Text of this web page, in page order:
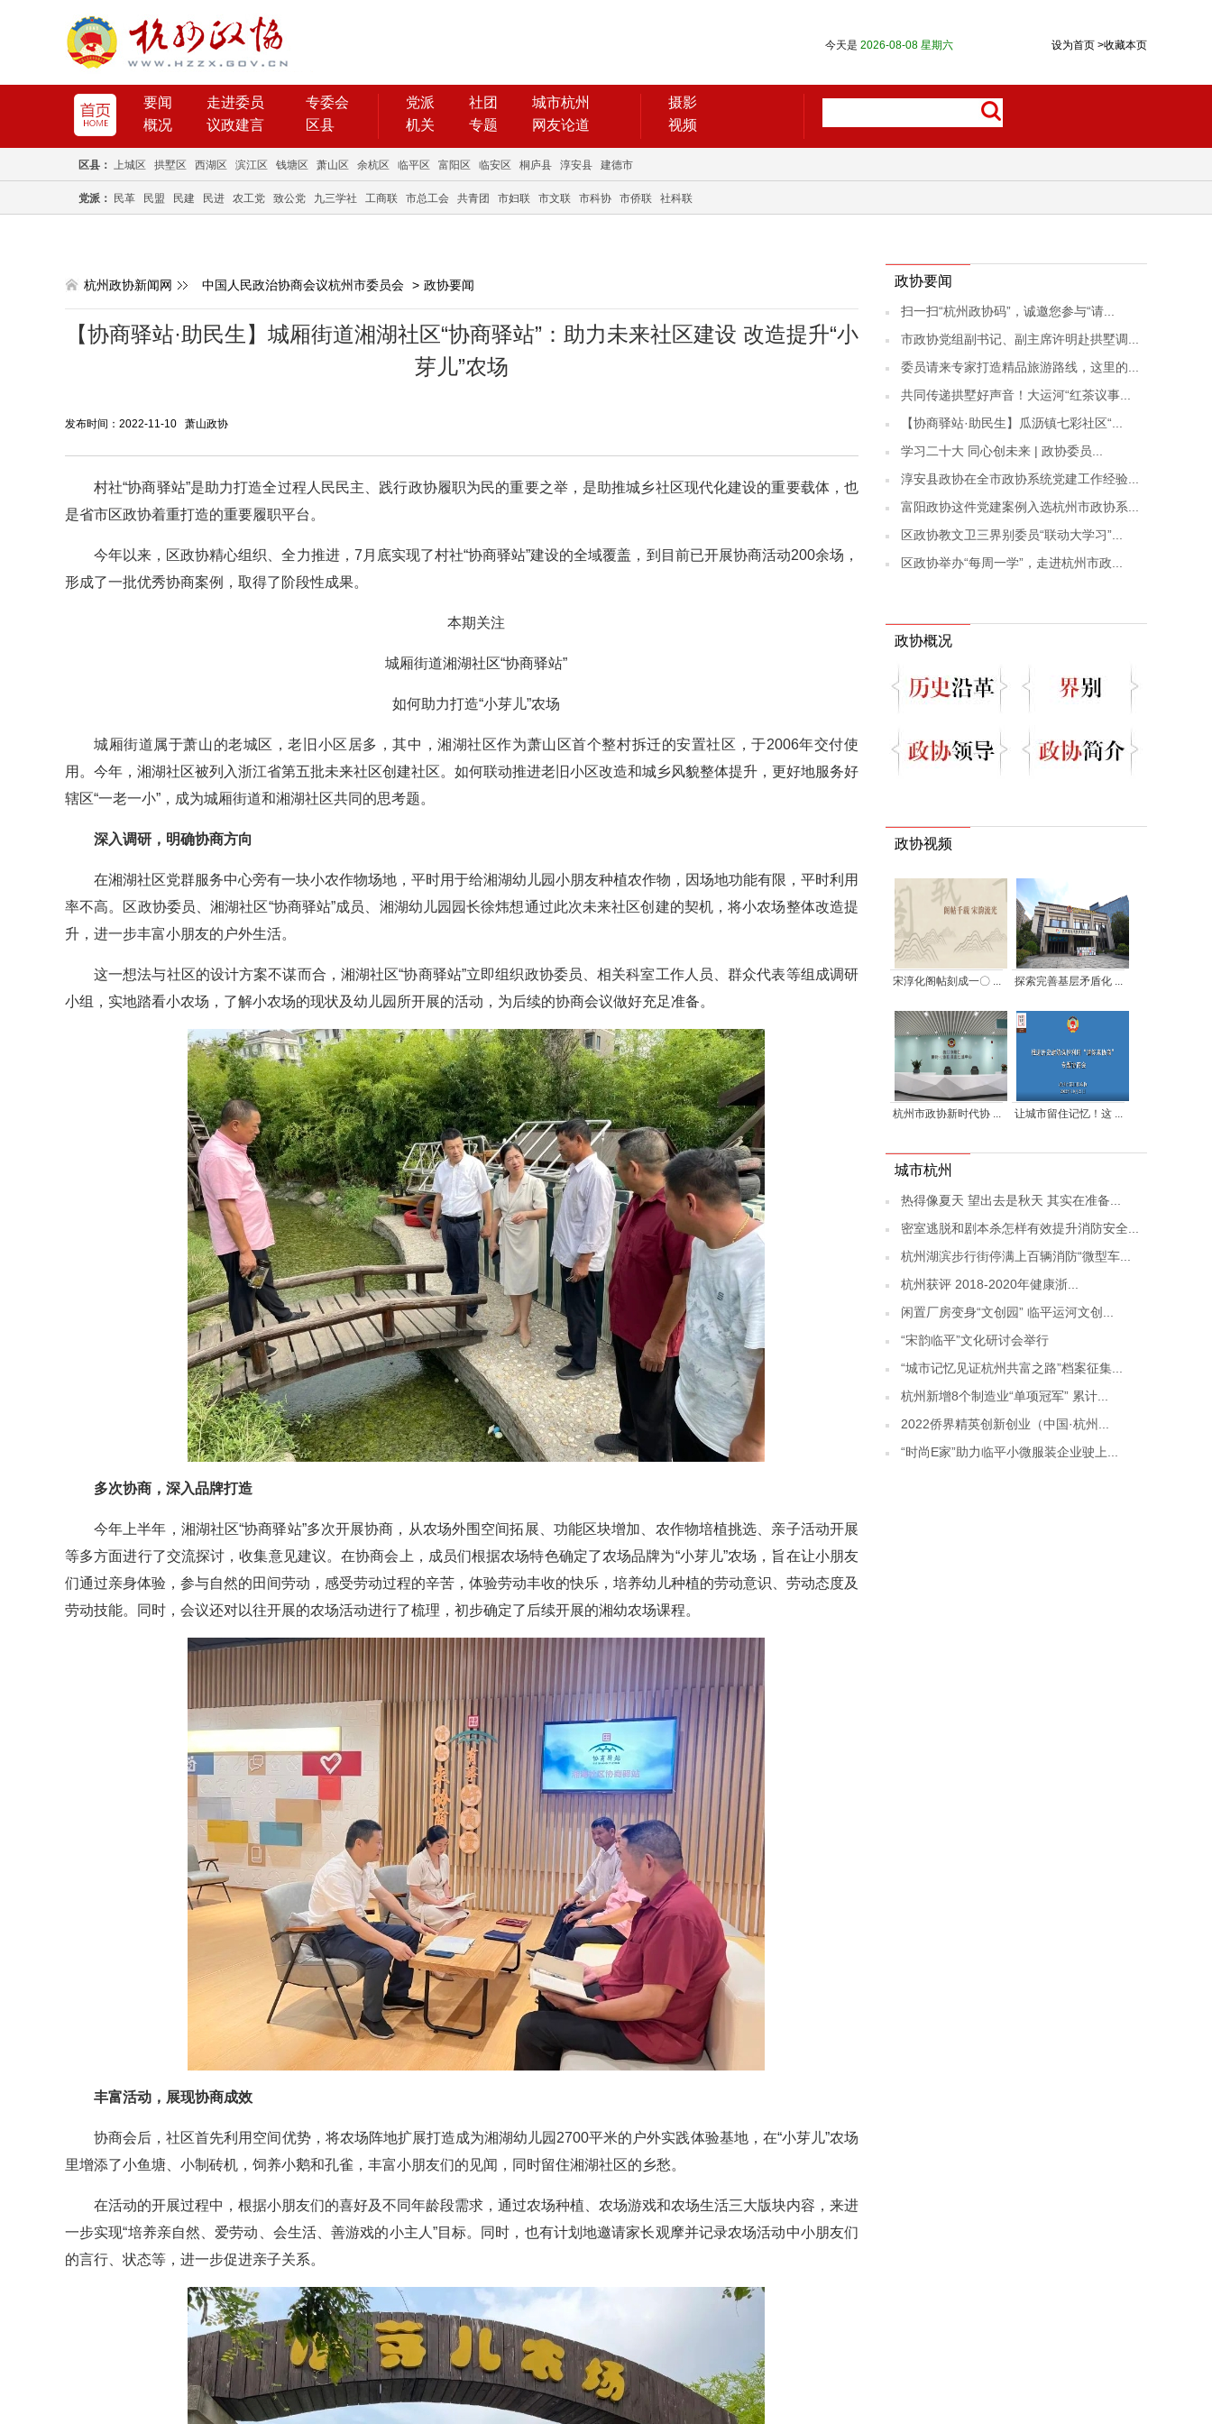
设为首页 >收藏本页
今天是 2026-08-08 星期六
要闻 走进委员
专委会
概况
议政建言 区县
党派 社团
城市杭州
机关
专题 网友论道
摄影
视频
区县： 上城区 拱墅区 西湖区 滨江区 钱塘区 萧山区 余杭区 临平区 富阳区 临安区 桐庐县 淳安县 建德市
党派： 民革 民盟 民建 民进 农工党 致公党 九三学社 工商联 市总工会 共青团 市妇联 市文联 市科协 市侨联 社科联
杭州政协新闻网 中国人民政治协商会议杭州市委员会 > 政协要闻
【协商驿站·助民生】城厢街道湘湖社区“协商驿站”：助力未来社区建设 改造提升“小
芽儿”农场
发布时间：2022-11-10 萧山政协
村社“协商驿站”是助力打造全过程人民民主、践行政协履职为民的重要之举，是助推城乡社区现代化建设的重要载体，也
是省市区政协着重打造的重要履职平台。
今年以来，区政协精心组织、全力推进，7月底实现了村社“协商驿站”建设的全域覆盖，到目前已开展协商活动200余场，
形成了一批优秀协商案例，取得了阶段性成果。
本期关注
城厢街道湘湖社区“协商驿站”
如何助力打造“小芽儿”农场
城厢街道属于萧山的老城区，老旧小区居多，其中，湘湖社区作为萧山区首个整村拆迁的安置社区，于2006年交付使
用。今年，湘湖社区被列入浙江省第五批未来社区创建社区。如何联动推进老旧小区改造和城乡风貌整体提升，更好地服务好
辖区“一老一小”，成为城厢街道和湘湖社区共同的思考题。
深入调研，明确协商方向
在湘湖社区党群服务中心旁有一块小农作物场地，平时用于给湘湖幼儿园小朋友种植农作物，因场地功能有限，平时利用
率不高。区政协委员、湘湖社区“协商驿站”成员、湘湖幼儿园园长徐炜想通过此次未来社区创建的契机，将小农场整体改造提
升，进一步丰富小朋友的户外生活。
这一想法与社区的设计方案不谋而合，湘湖社区“协商驿站”立即组织政协委员、相关科室工作人员、群众代表等组成调研
小组，实地踏看小农场，了解小农场的现状及幼儿园所开展的活动，为后续的协商会议做好充足准备。
多次协商，深入品牌打造
今年上半年，湘湖社区“协商驿站”多次开展协商，从农场外围空间拓展、功能区块增加、农作物培植挑选、亲子活动开展
等多方面进行了交流探讨，收集意见建议。在协商会上，成员们根据农场特色确定了农场品牌为“小芽儿”农场，旨在让小朋友
们通过亲身体验，参与自然的田间劳动，感受劳动过程的辛苦，体验劳动丰收的快乐，培养幼儿种植的劳动意识、劳动态度及
劳动技能。同时，会议还对以往开展的农场活动进行了梳理，初步确定了后续开展的湘幼农场课程。
丰富活动，展现协商成效
协商会后，社区首先利用空间优势，将农场阵地扩展打造成为湘湖幼儿园2700平米的户外实践体验基地，在“小芽儿”农场
里增添了小鱼塘、小制砖机，饲养小鹅和孔雀，丰富小朋友们的见闻，同时留住湘湖社区的乡愁。
在活动的开展过程中，根据小朋友们的喜好及不同年龄段需求，通过农场种植、农场游戏和农场生活三大版块内容，来进
一步实现“培养亲自然、爱劳动、会生活、善游戏的小主人”目标。同时，也有计划地邀请家长观摩并记录农场活动中小朋友们
的言行、状态等，进一步促进亲子关系。
政协要闻
扫一扫“杭州政协码”，诚邀您参与“请...
市政协党组副书记、副主席许明赴拱墅调...
委员请来专家打造精品旅游路线，这里的...
共同传递拱墅好声音！大运河“红茶议事...
【协商驿站·助民生】瓜沥镇七彩社区“...
学习二十大 同心创未来 | 政协委员...
淳安县政协在全市政协系统党建工作经验...
富阳政协这件党建案例入选杭州市政协系...
区政协教文卫三界别委员“联动大学习”...
区政协举办“每周一学”，走进杭州市政...
政协概况
政协视频
宋淳化阁帖刻成一〇 ... 探索完善基层矛盾化 ...
杭州市政协新时代协 ... 让城市留住记忆！这 ...
城市杭州
热得像夏天 望出去是秋天 其实在准备...
密室逃脱和剧本杀怎样有效提升消防安全...
杭州湖滨步行街停满上百辆消防“微型车...
杭州获评 2018-2020年健康浙...
闲置厂房变身“文创园” 临平运河文创...
“宋韵临平”文化研讨会举行
“城市记忆见证杭州共富之路”档案征集...
杭州新增8个制造业“单项冠军” 累计...
2022侨界精英创新创业（中国·杭州...
“时尚E家”助力临平小微服装企业驶上...